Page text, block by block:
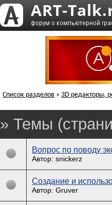
Список разделов » 3D редакторы,
» Темы
Вопрос по поводу
Автор: snickerz
Создание и
Автор: Gruver